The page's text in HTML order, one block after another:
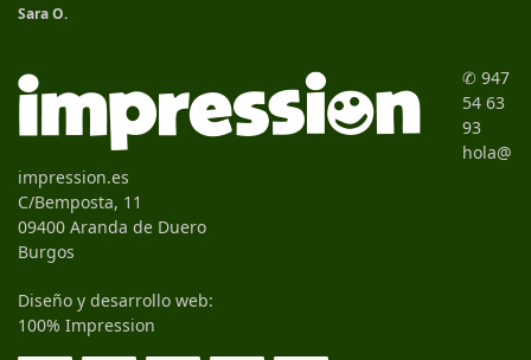
Sara O.
✆ 947
54 63
93
hola@
impression.es
C/Bemposta, 11
09400 Aranda de Duero
Burgos
Diseño y desarrollo web:
100% Impression